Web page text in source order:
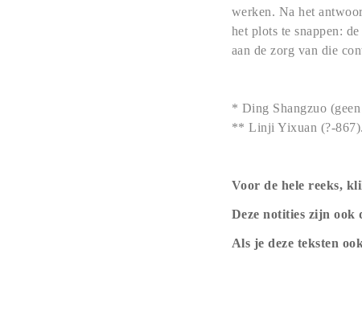
werken. Na het
het plots te snappen:
aan de zorg van die
* Ding Shangzuo (geen
** Linji Yixuan (?-867).
Voor de hele reeks,
Deze notities zijn ook
Als je deze teksten